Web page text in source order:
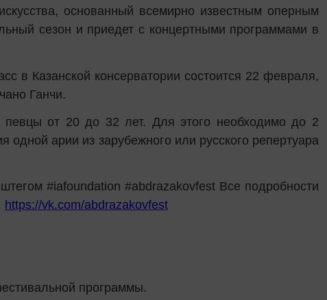
основанный всемирно известным оперным
сезон и приедет с концертными программами в
в Казанской консерватории состоится 22 февраля,
Ганчи.
певцы от 20 до 32 лет. Для этого необходимо до 2
арии из зарубежного или русского репертуара
#iafoundation #abdrazakovfestВсе подробности
https://vk.com/abdrazakovfest
программы.